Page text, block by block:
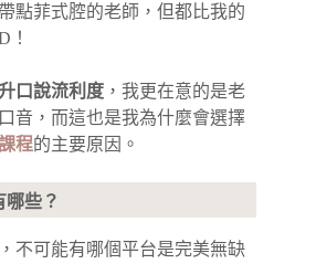
點菲式腔的老師，但都比我的
！
口說流利度 ，我更在意的是老
音，而這也是我為什麼會選擇
程的主要原因。
哪些？
不可能有哪個平台是完美無缺